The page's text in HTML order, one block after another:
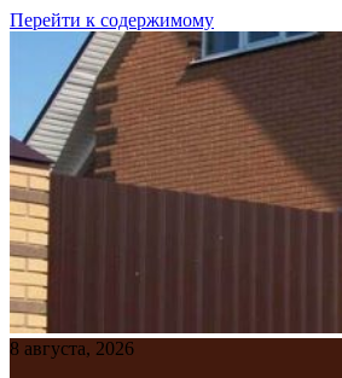
Перейти к содержимому
8 августа, 2026